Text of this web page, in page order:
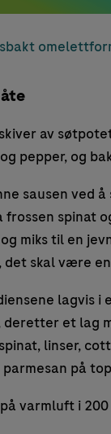
av
pepper, og
sausen ved
frossen spinat
miks til en
det skal være
lagvis i
deretter et lag
linser,
på
varmluft i